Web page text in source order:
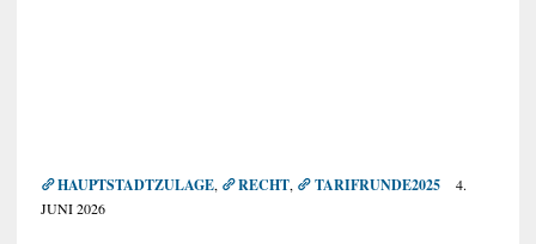
HAUPTSTADTZULAGE, RECHT, TARIFRUNDE2025
4.
JUNI 2026